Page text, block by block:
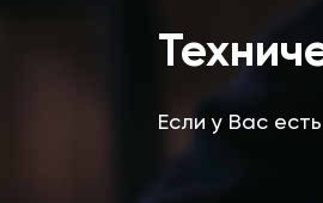
Если у Вас